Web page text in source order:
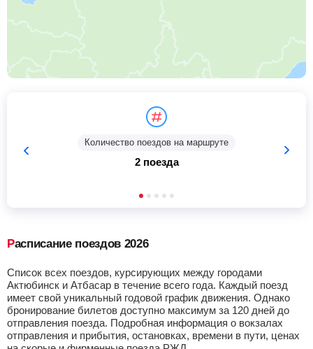
Количество поездов на маршруте
2 поезда
Расписание поездов 2026
Список всех поездов, курсирующих между городами
Актюбинск и Атбасар в течение всего года. Каждый поезд
имеет свой уникальный годовой график движения. Однако
бронирование билетов доступно максимум за 120 дней до
отправления поезда. Подробная информация о вокзалах
отправления и прибытия, остановках, времени в пути, ценах